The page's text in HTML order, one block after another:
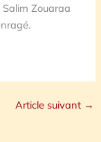
Zouaraa
Article suivant →